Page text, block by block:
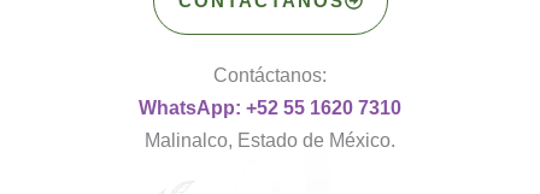
Contáctanos:
WhatsApp: +52 55 1620 7310
Malinalco, Estado de México.